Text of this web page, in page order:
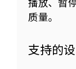
质量。
支持的